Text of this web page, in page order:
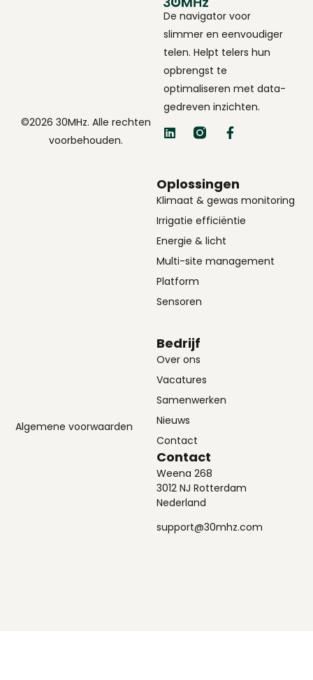
De navigator voor
slimmer en eenvoudiger
telen. Helpt telers hun
opbrengst te
optimaliseren met data-
gedreven inzichten.
Oplossingen
Klimaat & gewas monitoring
Irrigatie efficiëntie
Energie & licht
Multi-site management
Platform
Sensoren
Bedrijf
Over ons
Vacatures
Samenwerken
Nieuws
Contact
Contact
Weena 268
3012 NJ Rotterdam
Nederland
support@30mhz.com
©2026 30MHz. Alle rechten
voorbehouden.
Algemene voorwaarden